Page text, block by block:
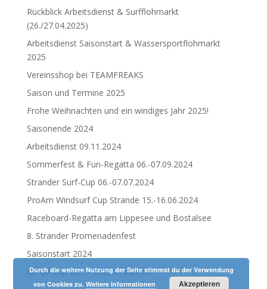
Rückblick Arbeitsdienst & Surfflohmarkt
(26./27.04.2025)
Arbeitsdienst Saisonstart & Wassersportflohmarkt
2025
Vereinsshop bei TEAMFREAKS
Saison und Termine 2025
Frohe Weihnachten und ein windiges Jahr 2025!
Saisonende 2024
Arbeitsdienst 09.11.2024
Sommerfest & Fun-Regatta 06.-07.09.2024
Strander Surf-Cup 06.-07.07.2024
ProAm Windsurf Cup Strande 15.-16.06.2024
Raceboard-Regatta am Lippesee und Bostalsee
8. Strander Promenadenfest
Saisonstart 2024
iQFOil Cup Kiel – Season Opener
Durch die weitere Nutzung der Seite stimmst du der Verwendung
von Cookies zu.Weitere Informationen Akzeptieren